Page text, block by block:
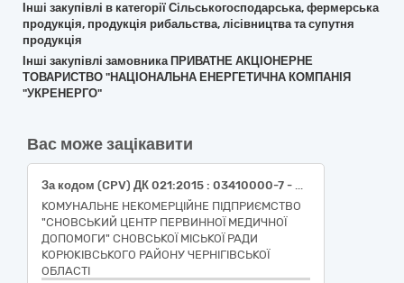
Інші закупівлі в категорії Сільськогосподарська, фермерська
продукція, продукція рибальства, лісівництва та супутня
продукція
Інші закупівлі замовника ПРИВАТНЕ АКЦІОНЕРНЕ
ТОВАРИСТВО "НАЦІОНАЛЬНА ЕНЕРГЕТИЧНА КОМПАНІЯ
"УКРЕНЕРГО"
Вас може зацікавити
За кодом (CPV) ДК 021:2015 : 03410000-7 - Деревина (Паливна деревина)
КОМУНАЛЬНЕ НЕКОМЕРЦІЙНЕ ПІДПРИЄМСТВО
"СНОВСЬКИЙ ЦЕНТР ПЕРВИННОЇ МЕДИЧНОЇ
ДОПОМОГИ" СНОВСЬКОЇ МІСЬКОЇ РАДИ
КОРЮКІВСЬКОГО РАЙОНУ ЧЕРНІГІВСЬКОЇ
ОБЛАСТІ